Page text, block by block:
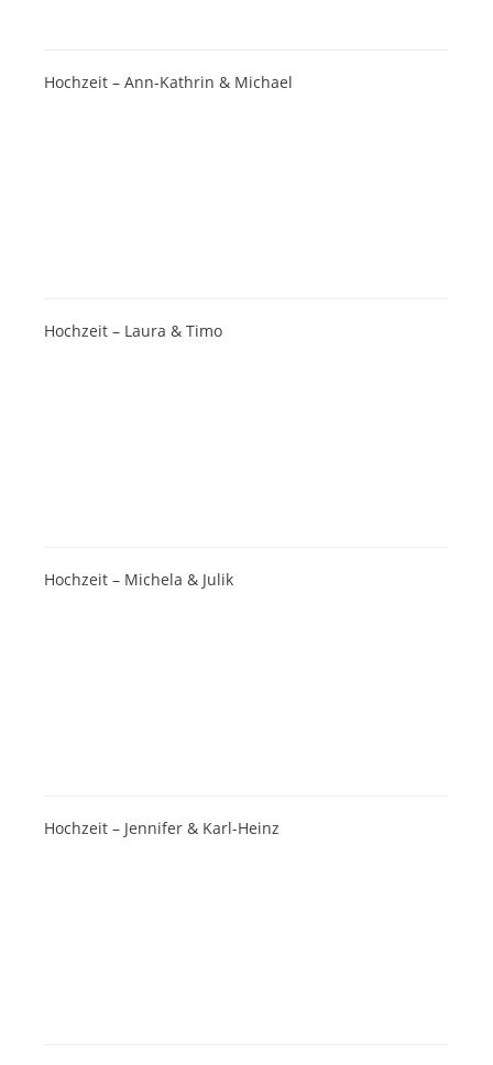
Hochzeit – Ann-Kathrin & Michael
Hochzeit – Laura & Timo
Hochzeit – Michela & Julik
Hochzeit – Jennifer & Karl-Heinz